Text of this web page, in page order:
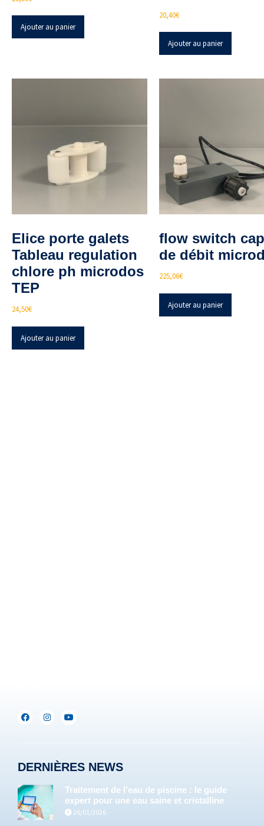
Ajouter au panier
20,40€
Ajouter au panier
Elice porte galets
Tableau regulation
chlore ph microdos
TEP
24,50€
Ajouter au panier
flow switch
de débit
225,06€
Ajouter au panier
DERNIÈRES NEWS
Traitement de l’eau de piscine : le guide
expert pour une eau saine et cristalline
26/01/2026